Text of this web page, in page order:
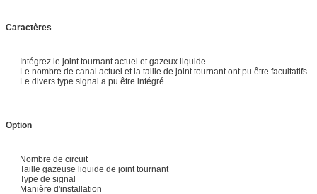
Caractères
Intégrez le joint tournant actuel et gazeux liquide
Le nombre de canal actuel et la taille de joint tournant ont pu être facultatifs
Le divers type signal a pu être intégré
Option
Nombre de circuit
Taille gazeuse liquide de joint tournant
Type de signal
Manière d'installation